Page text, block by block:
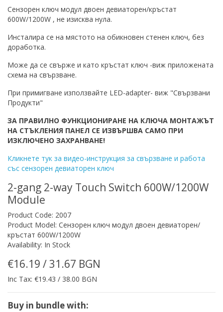
Сензорен ключ модул двоен девиаторен/кръстат
600W/1200W , не изисква нула.
Инсталира се на мястото на обикновен стенен ключ, без
доработка.
Може да се свърже и като кръстат ключ -виж приложената
схема на свързване.
При примигване използвайте LED-adapter- виж "Свързвани
Продукти"
ЗА ПРАВИЛНО ФУНКЦИОНИРАНЕ НА КЛЮЧА МОНТАЖЪТ
НА СТЪКЛЕНИЯ ПАНЕЛ СЕ ИЗВЪРШВА САМО ПРИ
ИЗКЛЮЧЕНО ЗАХРАНВАНЕ!
Кликнете тук за видео-инструкция за свързване и работа
със сензорен девиаторен ключ
2-gang 2-way Touch Switch 600W/1200W
Module
Product Code: 2007
Product Model: Сензорен ключ модул двоен девиаторен/
кръстат 600W/1200W
Availability: In Stock
€16.19 / 31.67 BGN
Inc Tax: €19.43 / 38.00 BGN
Buy in bundle with: